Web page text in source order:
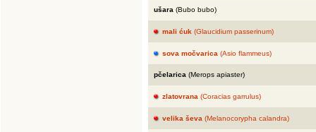
ušara (Bubo bubo)
mali ćuk (Glaucidium passerinum)
sova močvarica (Asio flammeus)
pčelarica (Merops apiaster)
zlatovrana (Coracias garrulus)
velika ševa (Melanocorypha calandra)